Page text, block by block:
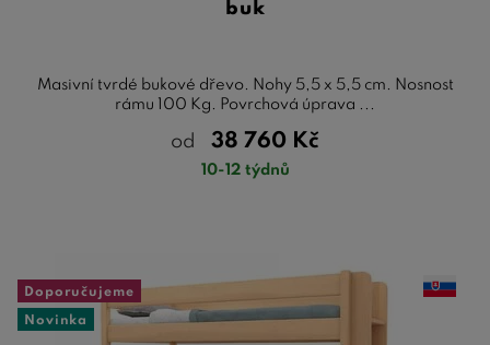
buk
Masivní tvrdé bukové dřevo. Nohy 5,5 x 5,5 cm. Nosnost
rámu 100 Kg. Povrchová úprava ...
od 38 760 Kč
10-12 týdnů
Doporučujeme
Novinka